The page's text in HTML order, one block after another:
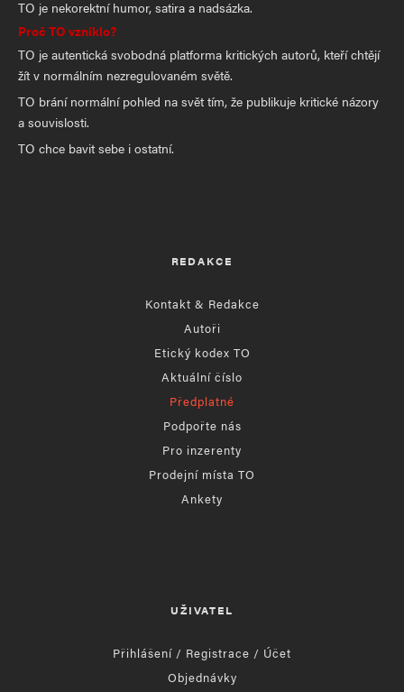
TO je nekorektní humor, satira a nadsázka.
Proč TO vzniklo?
TO je autentická svobodná platforma kritických autorů, kteří chtějí
žít v normálním nezregulovaném světě.
TO brání normální pohled na svět tím, že publikuje kritické názory
a souvislosti.
TO chce bavit sebe i ostatní.
REDAKCE
Kontakt & Redakce
Autoři
Etický kodex TO
Aktuální číslo
Předplatné
Podpořte nás
Pro inzerenty
Prodejní místa TO
Ankety
UŽIVATEL
Přihlášení / Registrace / Účet
Objednávky